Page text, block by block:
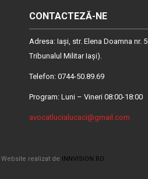
CONTACTEZĂ-NE
Adresa: Iaşi, str. Elena Doamna nr.
Tribunalul Militar Iaşi).
Telefon: 0744-50.89.69
Program: Luni – Vineri 08:00-18:00
avocatlucialucaci@gmail.com
Website realizat de INNVISION.RO